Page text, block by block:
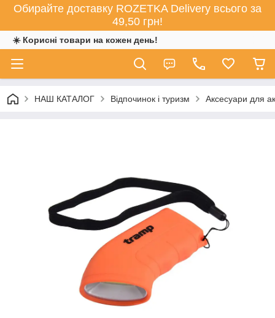
Обирайте доставку ROZETKA Delivery всього за
49,50 грн!
☀️ Корисні товари на кожен день!
НАШ КАТАЛОГ Відпочинок і туризм Аксесуари для